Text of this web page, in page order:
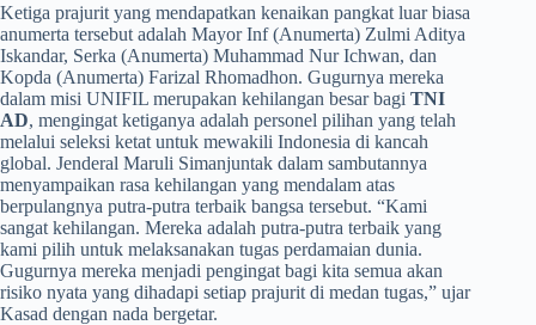
​Ketiga prajurit yang mendapatkan kenaikan pangkat luar biasa
anumerta tersebut adalah Mayor Inf (Anumerta) Zulmi Aditya
Iskandar, Serka (Anumerta) Muhammad Nur Ichwan, dan
Kopda (Anumerta) Farizal Rhomadhon. Gugurnya mereka
dalam misi UNIFIL merupakan kehilangan besar bagi TNI
AD, mengingat ketiganya adalah personel pilihan yang telah
melalui seleksi ketat untuk mewakili Indonesia di kancah
global. Jenderal Maruli Simanjuntak dalam sambutannya
menyampaikan rasa kehilangan yang mendalam atas
berpulangnya putra-putra terbaik bangsa tersebut. “Kami
sangat kehilangan. Mereka adalah putra-putra terbaik yang
kami pilih untuk melaksanakan tugas perdamaian dunia.
Gugurnya mereka menjadi pengingat bagi kita semua akan
risiko nyata yang dihadapi setiap prajurit di medan tugas,” ujar
Kasad dengan nada bergetar.